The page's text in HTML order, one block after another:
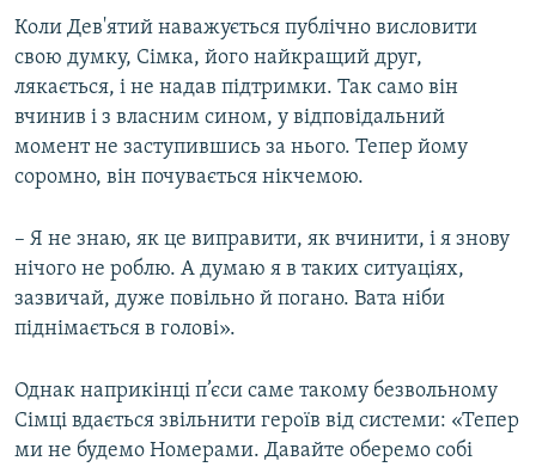
Коли Дев'ятий наважується публічно висловити
свою думку, Сімка, його найкращий друг,
лякається, і не надав підтримки. Так само він
вчинив і з власним сином, у відповідальний
момент не заступившись за нього. Тепер йому
соромно, він почувається нікчемою.
– Я не знаю, як це виправити, як вчинити, і я знову
нічого не роблю. А думаю я в таких ситуаціях,
зазвичай, дуже повільно й погано. Вата ніби
піднімається в голові».
Однак наприкінці п’єси саме такому безвольному
Сімці вдається звільнити героїв від системи: «Тепер
ми не будемо Номерами. Давайте оберемо собі